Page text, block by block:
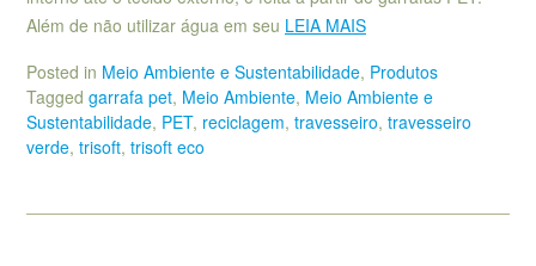
Além de não utilizar água em seu LEIA MAIS
Posted in Meio Ambiente e Sustentabilidade, Produtos
Tagged garrafa pet, Meio Ambiente, Meio Ambiente e
Sustentabilidade, PET, reciclagem, travesseiro, travesseiro
verde, trisoft, trisoft eco